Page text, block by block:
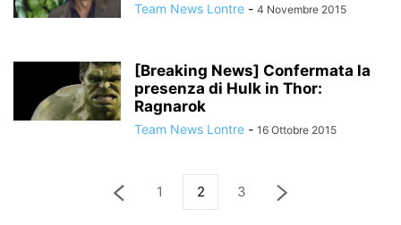
Team News Lontre - 4 Novembre 2015
[Breaking News] Confermata la
presenza di Hulk in Thor:
Ragnarok
Team News Lontre - 16 Ottobre 2015
1 2 3